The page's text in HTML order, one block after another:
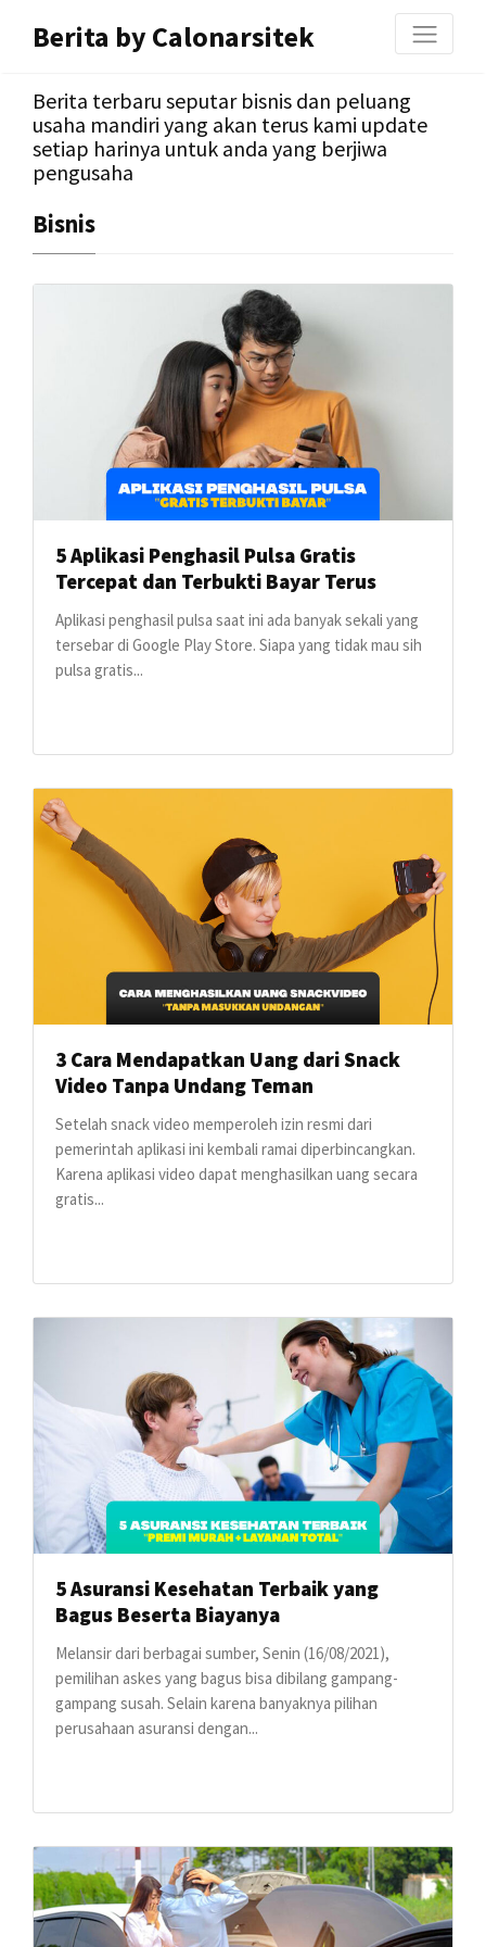
Berita by Calonarsitek
Berita terbaru seputar bisnis dan peluang
usaha mandiri yang akan terus kami update
setiap harinya untuk anda yang berjiwa
pengusaha
Bisnis
5 Aplikasi Penghasil Pulsa Gratis
Tercepat dan Terbukti Bayar Terus
Aplikasi penghasil pulsa saat ini ada banyak sekali yang
tersebar di Google Play Store. Siapa yang tidak mau sih
pulsa gratis...
3 Cara Mendapatkan Uang dari Snack
Video Tanpa Undang Teman
Setelah snack video memperoleh izin resmi dari
pemerintah aplikasi ini kembali ramai diperbincangkan.
Karena aplikasi video dapat menghasilkan uang secara
gratis...
5 Asuransi Kesehatan Terbaik yang
Bagus Beserta Biayanya
Melansir dari berbagai sumber, Senin (16/08/2021),
pemilihan askes yang bagus bisa dibilang gampang-
gampang susah. Selain karena banyaknya pilihan
perusahaan asuransi dengan...